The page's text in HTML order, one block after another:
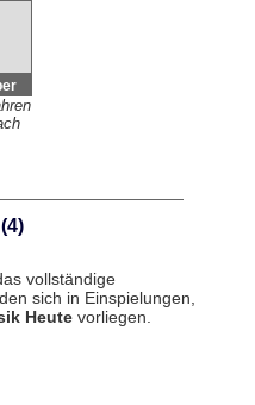
vollständige
sich in Einspielungen,
Heutevorliegen.